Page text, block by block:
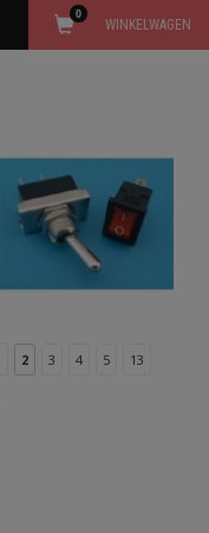
WINKELWAGEN
0
2 3 4 5
13